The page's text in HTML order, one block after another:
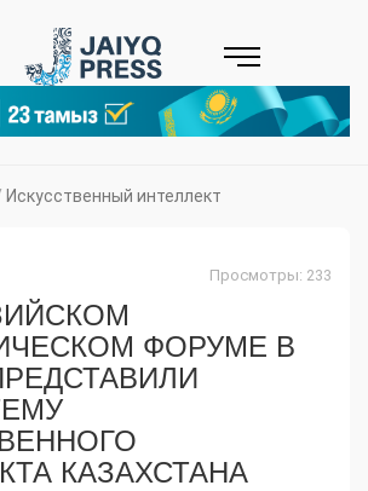
Искусственный интеллект
Просмотры: 233
ФОРУМЕ В
КАЗАХСТАНА